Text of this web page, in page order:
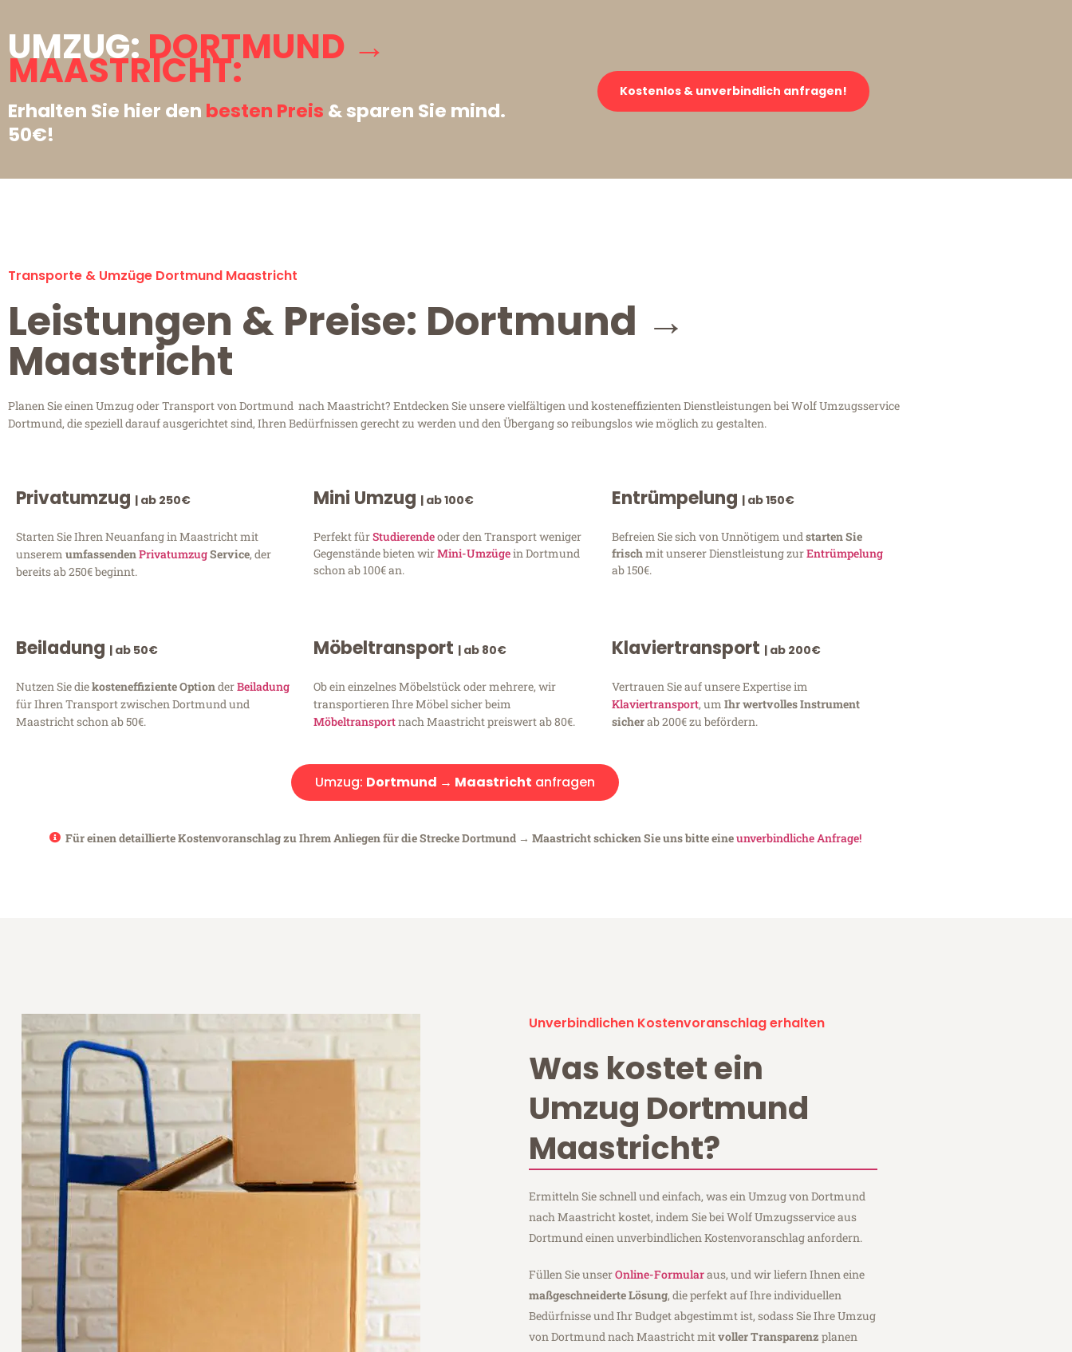
UMZUG:DORTMUND →
MAASTRICHT:
Erhalten Sie hier den besten Preis & sparen Sie mind.
50€!
Kostenlos & unverbindlich anfragen!
Transporte & Umzüge Dortmund Maastricht
Leistungen & Preise: Dortmund →
Maastricht
Planen Sie einen Umzug oder Transport von Dortmund nach Maastricht? Entdecken Sie unsere vielfältigen und kosteneffizienten Dienstleistungen bei Wolf Umzugsservice
Dortmund, die speziell darauf ausgerichtet sind, Ihren Bedürfnissen gerecht zu werden und den Übergang so reibungslos wie möglich zu gestalten.
Privatumzug | ab 250€
Starten Sie Ihren Neuanfang in Maastricht mit
unserem umfassendenPrivatumzugService, der
bereits ab 250€ beginnt.
Mini Umzug | ab 100€
Perfekt fürStudierendeoder den Transport weniger
Gegenstände bieten wirMini-Umzügein Dortmund
schon ab 100€ an.
Entrümpelung | ab 150€
Befreien Sie sich von Unnötigem undstarten Sie
frischmit unserer Dienstleistung zurEntrümpelung
ab 150€.
Beiladung | ab 50€
Nutzen Sie diekosteneffiziente OptionderBeiladung
für Ihren Transport zwischen Dortmund und
Maastricht schon ab 50€.
Möbeltransport | ab 80€
Ob ein einzelnes Möbelstück oder mehrere, wir
transportieren Ihre Möbel sicher beim
Möbeltransportnach Maastricht preiswert ab 80€.
Klaviertransport | ab 200€
Vertrauen Sie auf unsere Expertise im
Klaviertransport, um Ihr wertvolles Instrument
sicherab 200€ zu befördern.
Umzug: Dortmund → Maastricht anfragen
Für einen detaillierte Kostenvoranschlag zu Ihrem Anliegen für die Strecke Dortmund → Maastricht schicken Sie uns bitte eineunverbindliche Anfrage!
Unverbindlichen Kostenvoranschlag erhalten
Was kostet ein
Umzug Dortmund
Maastricht?
Ermitteln Sie schnell und einfach, was ein Umzug von Dortmund
nach Maastricht kostet, indem Sie bei Wolf Umzugsservice aus
Dortmund einen unverbindlichen Kostenvoranschlag anfordern.
Füllen Sie unserOnline-Formularaus, und wir liefern Ihnen eine
maßgeschneiderte Lösung, die perfekt auf Ihre individuellen
Bedürfnisse und Ihr Budget abgestimmt ist, sodass Sie Ihre Umzug
von Dortmund nach Maastricht mitvoller Transparenz planen